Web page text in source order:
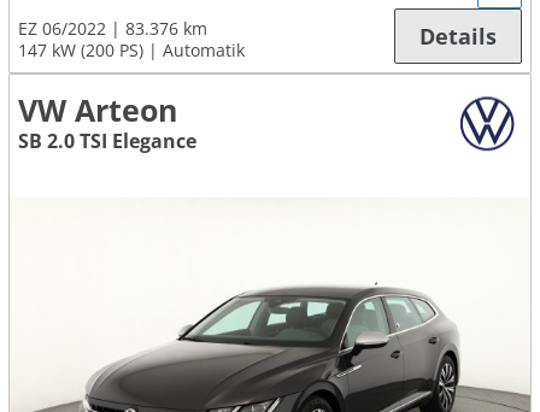
EZ 06/2022
83.376 km
147 kW (200 PS)
Automatik Details
VW Arteon
SB 2.0 TSI Elegance